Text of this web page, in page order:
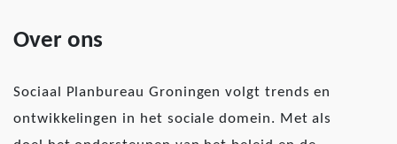
Over ons
Sociaal Planbureau Groningen volgt trends en
ontwikkelingen in het sociale domein. Met als